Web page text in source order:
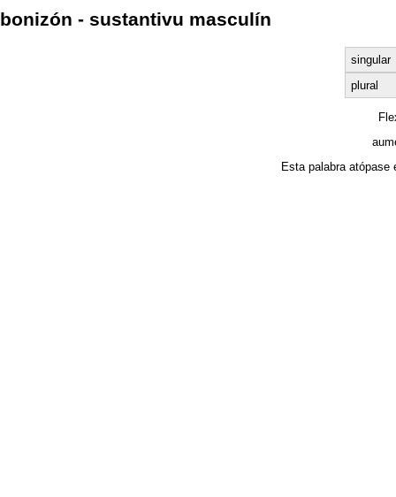
bonizón - sustantivu masculín
singular
plural
Esta palabra atópase